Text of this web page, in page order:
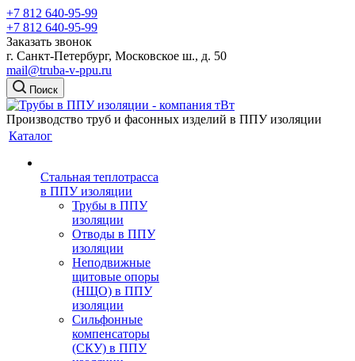
+7 812 640-95-99
+7 812 640-95-99
Заказать звонок
г. Санкт-Петербург, Московское ш., д. 50
mail@truba-v-ppu.ru
Поиск
Производство труб и фасонных изделий в ППУ изоляции
Каталог
Стальная теплотрасса
в ППУ изоляции
Трубы в ППУ
изоляции
Отводы в ППУ
изоляции
Неподвижные
щитовые опоры
(НЩО) в ППУ
изоляции
Cильфонные
компенсаторы
(СКУ) в ППУ